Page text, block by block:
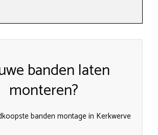
banden laten
monteren?
banden montage in Kerkwerve